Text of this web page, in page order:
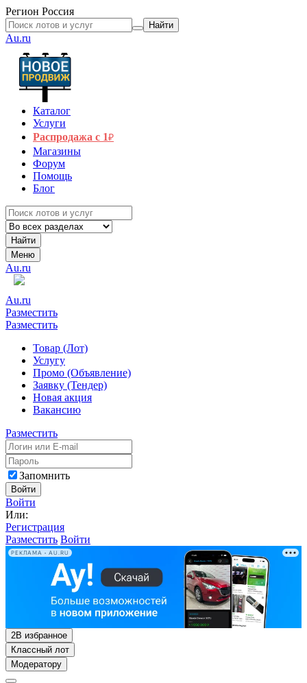
Регион Россия
Найти
Au.ru
Каталог
Услуги
Распродажа с 1₽
Магазины
Форум
Помощь
Блог
Найти
Меню
Au.ru
Au.ru
Разместить
Разместить
Товар (Лот)
Услугу
Промо (Объявление)
Заявку (Тендер)
Новая акция
Вакансию
Разместить
Запомнить
Войти
Войти
Или:
Регистрация
Разместить Войти
РЕКЛАМА • AU.RU
2В избранное
Классный лот
Модератору